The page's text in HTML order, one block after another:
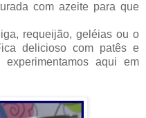
com azeite para que
requeijão, geléias ou o
delicioso com patês e
aqui em